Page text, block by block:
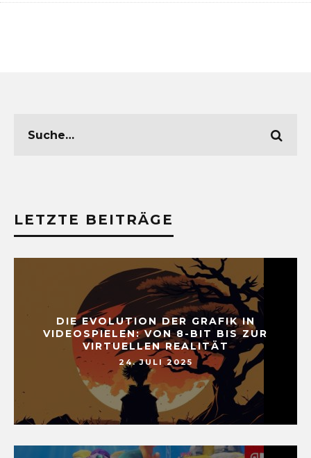
LETZTE BEITRÄGE
DIE EVOLUTION DER GRAFIK IN
VIDEOSPIELEN: VON 8-BIT BIS ZUR
VIRTUELLEN REALITÄT
24. JULI 2025